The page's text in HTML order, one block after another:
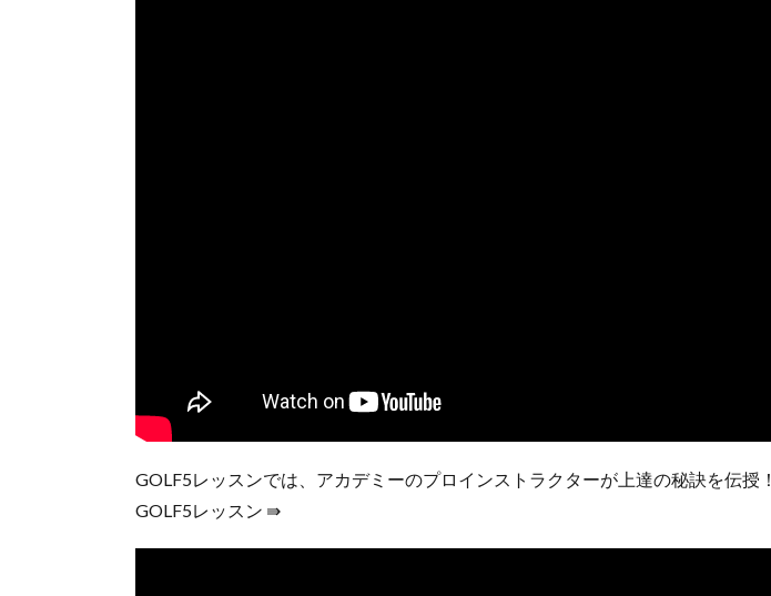
GOLF5レッスンでは、アカデミーのプロインストラクターが上達の秘訣を伝授！
GOLF5レッスン ⇛